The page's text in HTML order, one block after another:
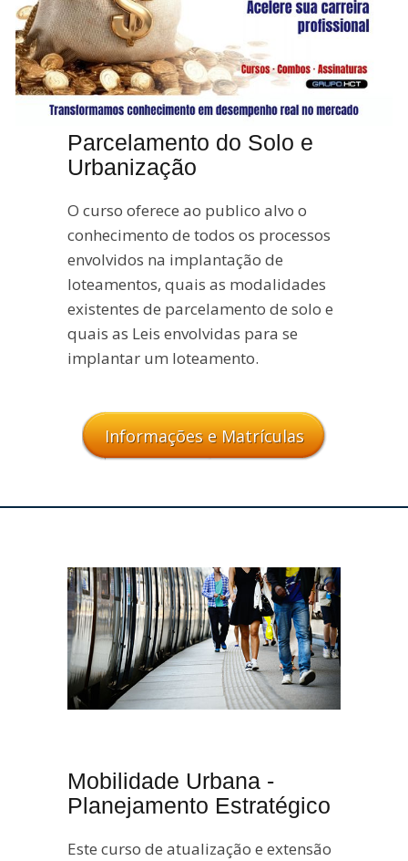
Loteamentos -
Parcelamento do Solo e
Urbanização
O curso oferece ao publico alvo o
conhecimento de todos os processos
envolvidos na implantação de
loteamentos, quais as modalidades
existentes de parcelamento de solo e
quais as Leis envolvidas para se
implantar um loteamento.
Informações e Matrículas
Mobilidade Urbana -
Planejamento Estratégico
Este curso de atualização e extensão